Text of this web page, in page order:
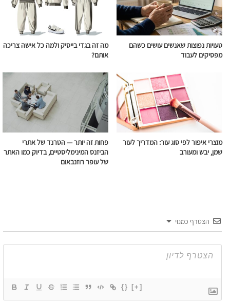
טעויות נפוצות שאנשים עושים כשהם
מפסיקים לעבוד
מה זה בגדי בייסיק ולמה כל אישה צריכה
אותם?
מוצרי איפור לפי סוג עור: המדריך לעור
שמן, יבש ומעורב
פחות זה יותר — הטרנד של אתרי
הביזנס המינימליסטיים, בדיוק כמו האתר
של עופר רוזנבאום
הצטרף כמנוי
{} [+]